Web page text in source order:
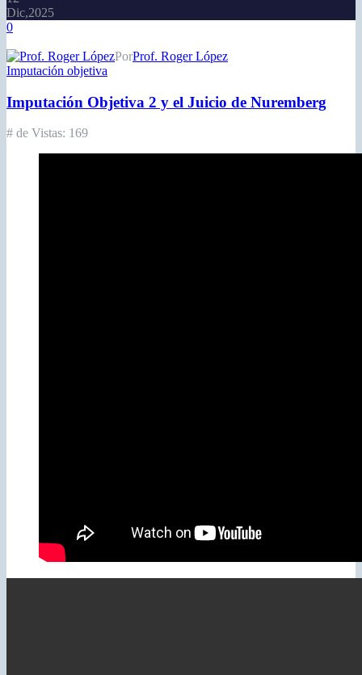
Dic,2025
0
PorProf. Roger López
Imputación objetiva
Imputación Objetiva 2 y el Juicio de Nuremberg
# de Vistas: 169